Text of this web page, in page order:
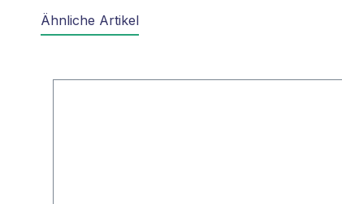
Ähnliche Artikel